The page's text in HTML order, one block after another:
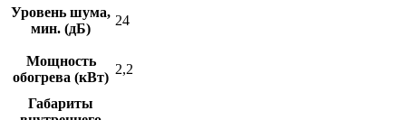
Уровень шума,
мин. (дБ)
24
Мощность
обогрева (кВт)
2,2
Габариты